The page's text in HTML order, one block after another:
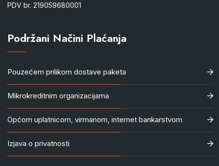
PDV br. 219059680001
Podržani Načini Plaćanja
Pouzećem prilikom dostave paketa
Mikrokreditnim organizacijama
Općom uplatnicom, virmanom, internet bankarstvom
Izjava o privatnosti